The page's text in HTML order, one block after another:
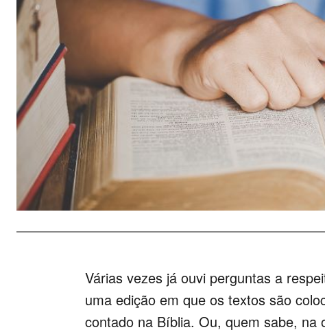
Várias vezes já ouvi perguntas a
uma edição em que os textos são
contado na Bíblia. Ou, quem sabe,